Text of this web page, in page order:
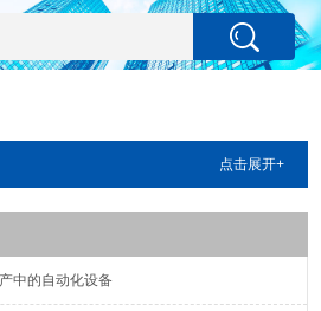
点击展开+
中的自动化设备